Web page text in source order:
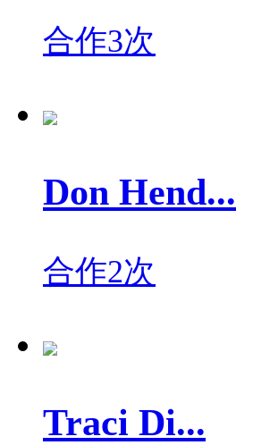
合作3次
Don Hend...
合作2次
Traci Di...